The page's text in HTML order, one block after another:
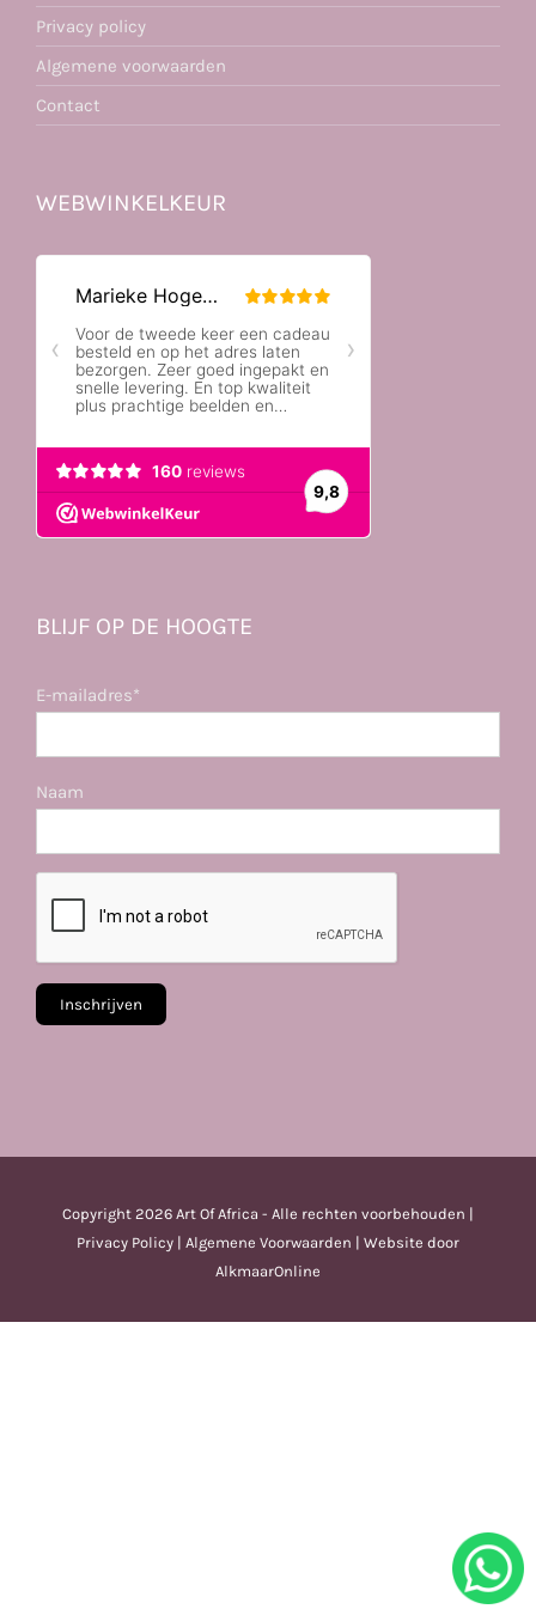
Privacy policy
Algemene voorwaarden
Contact
WEBWINKELKEUR
BLIJF OP DE HOOGTE
E-mailadres*
Naam
Copyright 2026 Art Of Africa - Alle rechten voorbehouden |
Privacy Policy | Algemene Voorwaarden | Website door
AlkmaarOnline